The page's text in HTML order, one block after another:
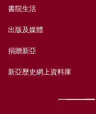
書院生活
出版及媒體
捐贈新亞
新亞歷史網上資料庫